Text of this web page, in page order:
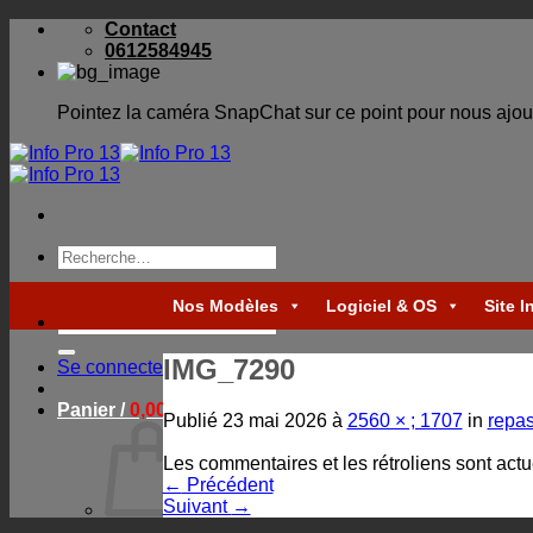
Skip
content
Contact
0612584945
Pointez la caméra SnapChat sur ce point pour nous
Recherche
pour :
pour :
Se connecter
Panier /0,00€
Nos Modèles Logiciel & OS Site
IMG_7290
Publié 23 mai 2026à 2560 × ; 1707in
Les commentaires et les rétroliens sont
← Précédent
Suivant →